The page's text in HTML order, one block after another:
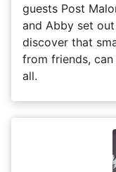
guests Post
and Abby set
discover that
from friends,
all.